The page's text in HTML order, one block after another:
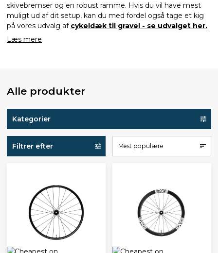
skivebremser og en robust ramme. Hvis du vil have mest
muligt ud af dit setup, kan du med fordel også tage et kig
på vores udvalg af cykeldæk til gravel - se udvalget her.
Læs mere
Alle produkter
Kategorier
Filtrer efter Mest populære